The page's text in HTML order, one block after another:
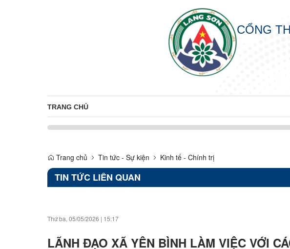
CỔNG
TRANG CHỦ
Trang chủ Tin tức - Sự kiện Kinh tế - Chính trị
TIN TỨC LIÊN QUAN
Thứ ba, 05/05/2026 | 15:17
LÃNH ĐẠO XÃ YÊN BÌNH LÀM VIỆC VỚI